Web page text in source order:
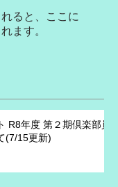
ると、ここに
ます。
R8年度 第２期倶楽部員
(7/15更新)